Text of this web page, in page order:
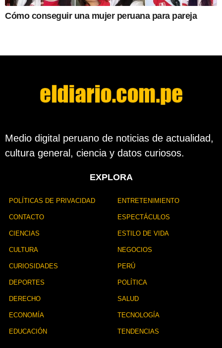
Cómo conseguir una mujer peruana para pareja
Medio digital peruano de noticias de actualidad,
cultura general, ciencia y datos curiosos.
EXPLORA
POLÍTICAS DE PRIVACIDAD
CONTACTO
CIENCIAS
CULTURA
CURIOSIDADES
DEPORTES
DERECHO
ECONOMÍA
EDUCACIÓN
ENTRETENIMIENTO
ESPECTÁCULOS
ESTILO DE VIDA
NEGOCIOS
PERÚ
POLÍTICA
SALUD
TECNOLOGÍA
TENDENCIAS